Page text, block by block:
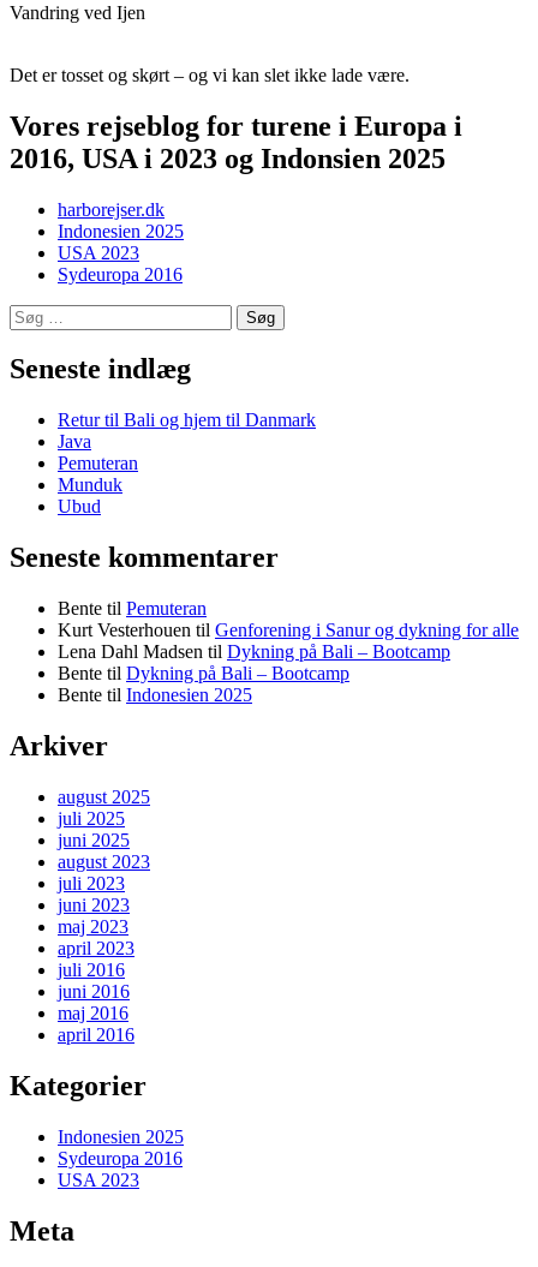
Vandring ved Ijen
Det er tosset og skørt – og vi kan slet ikke lade være.
Vores rejseblog for turene i Europa i
2016, USA i 2023 og Indonsien 2025
harborejser.dk
Indonesien 2025
USA 2023
Sydeuropa 2016
Søg
efter:
Seneste indlæg
Retur til Bali og hjem til Danmark
Java
Pemuteran
Munduk
Ubud
Seneste kommentarer
Bente til Pemuteran
Kurt Vesterhouen til Genforening i Sanur og dykning for alle
Lena Dahl Madsen til Dykning på Bali – Bootcamp
Bente til Dykning på Bali – Bootcamp
Bente til Indonesien 2025
Arkiver
august 2025
juli 2025
juni 2025
august 2023
juli 2023
juni 2023
maj 2023
april 2023
juli 2016
juni 2016
maj 2016
april 2016
Kategorier
Indonesien 2025
Sydeuropa 2016
USA 2023
Meta